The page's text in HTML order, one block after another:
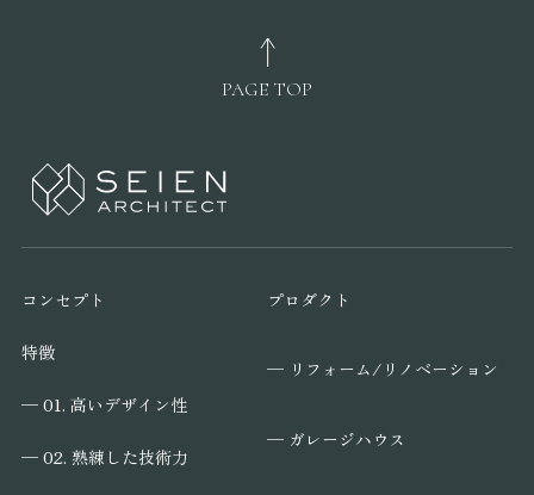
PAGE TOP
コンセプト
特徴
─ 01. 高いデザイン性
─ 02. 熟練した技術力
プロダクト
─ リフォーム/リノベーション
─ ガレージハウス